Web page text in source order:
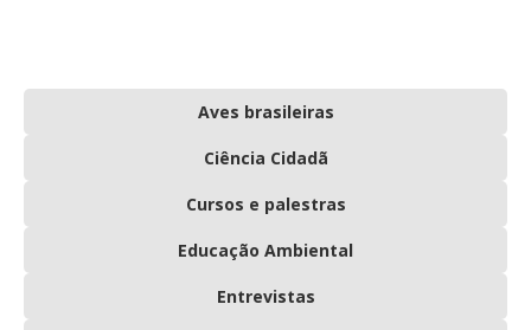
Aves brasileiras
Ciência Cidadã
Cursos e palestras
Educação Ambiental
Entrevistas